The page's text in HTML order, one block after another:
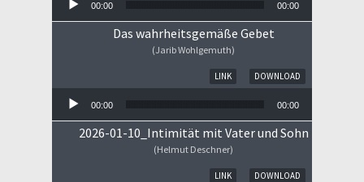
00:00 00:00
Das wahrheitsgemäße Gebet
(Jarib Wohlgemuth)
DOWNLOAD
LINK
00:00 00:00
2026-01-10_Intimität mit Vater und Sohn
(Helmut Deschner)
DOWNLOAD
LINK